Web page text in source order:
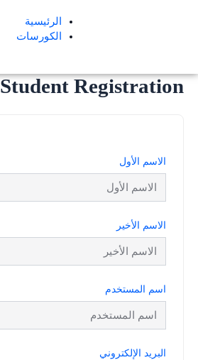
الرئيسية
الكورسات
Student Registration
الاسم الأول
الاسم الأخير
اسم المستخدم
البريد الإلكتروني